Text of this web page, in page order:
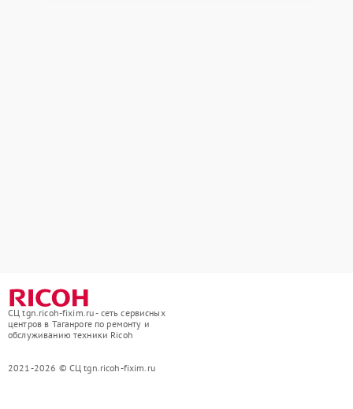
СЦ tgn.ricoh-fixim.ru - сеть сервисных
центров в Таганроге по ремонту и
обслуживанию техники Ricoh
2021-2026 © СЦ tgn.ricoh-fixim.ru